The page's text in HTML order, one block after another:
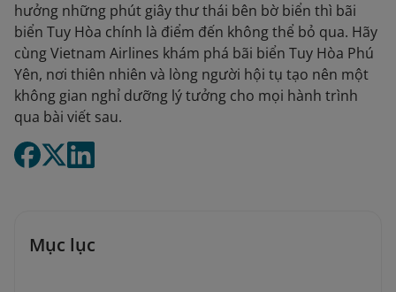
hưởng những phút giây thư thái bên bờ biển thì bãi
biển Tuy Hòa chính là điểm đến không thể bỏ qua. Hãy
cùng Vietnam Airlines khám phá bãi biển Tuy Hòa Phú
Yên, nơi thiên nhiên và lòng người hội tụ tạo nên một
không gian nghỉ dưỡng lý tưởng cho mọi hành trình
qua bài viết sau.
Mục lục